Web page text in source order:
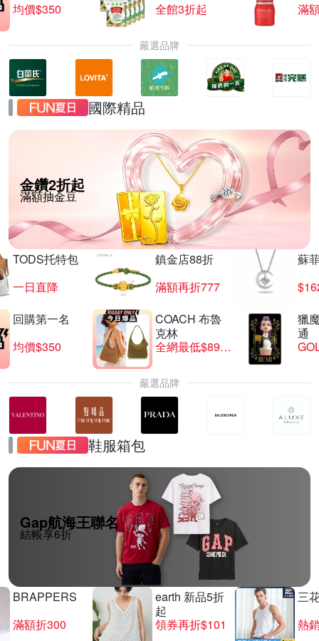
均價$350
全館3折起
滿
嚴選品牌
國際精品
金鑽2折起
滿額抽金豆
TODS托特包
一日直降
鎮金店88折
滿額再折777
蘇
回購第一名
均價$350
COACH 布魯
克林
全網最低$8999
獵
通
嚴選品牌
鞋服箱包
Gap航海王聯名
結帳享6折
BRAPPERS
滿額折300
earth 新品5折
起
領券再折$101
三
熱